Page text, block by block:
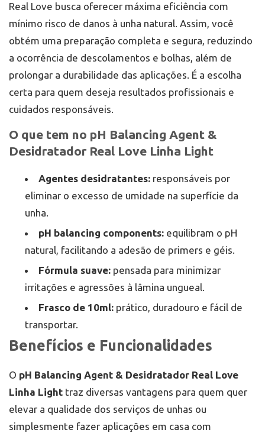
Real Love busca oferecer máxima eficiência com
mínimo risco de danos à unha natural. Assim, você
obtém uma preparação completa e segura, reduzindo
a ocorrência de descolamentos e bolhas, além de
prolongar a durabilidade das aplicações. É a escolha
certa para quem deseja resultados profissionais e
cuidados responsáveis.
O que tem no pH Balancing Agent &
Desidratador Real Love Linha Light
Agentes desidratantes: responsáveis por
eliminar o excesso de umidade na superfície da
unha.
pH balancing components: equilibram o pH
natural, facilitando a adesão de primers e géis.
Fórmula suave: pensada para minimizar
irritações e agressões à lâmina ungueal.
Frasco de 10ml: prático, duradouro e fácil de
transportar.
Benefícios e Funcionalidades
O pH Balancing Agent & Desidratador Real Love
Linha Light traz diversas vantagens para quem quer
elevar a qualidade dos serviços de unhas ou
simplesmente fazer aplicações em casa com